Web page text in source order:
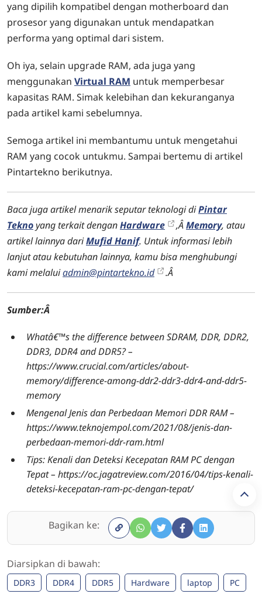
yang dipilih kompatibel dengan motherboard dan
prosesor yang digunakan untuk mendapatkan
performa yang optimal dari sistem.
Oh iya, selain upgrade RAM, ada juga yang
menggunakan Virtual RAM untuk memperbesar
kapasitas RAM. Simak kelebihan dan kekuranganya
pada artikel kami sebelumnya.
Semoga artikel ini membantumu untuk mengetahui
RAM yang cocok untukmu. Sampai bertemu di artikel
Pintartekno berikutnya.
Baca juga artikel menarik seputar teknologi diPintar
Teknoyang terkait denganHardware ,ÂMemory, atau
artikel lainnya dariMufid Hanif. Untuk informasi lebih
lanjut atau kebutuhan lainnya, kamu bisa menghubungi
kami melaluiadmin@pintartekno.id .Â
Sumber:Â
Whatâ€™s the difference between SDRAM, DDR, DDR2,
DDR3, DDR4 and DDR5? –
https://www.crucial.com/articles/about-
memory/difference-among-ddr2-ddr3-ddr4-and-ddr5-
memory
Mengenal Jenis dan Perbedaan Memori DDR RAM –
https://www.teknojempol.com/2021/08/jenis-dan-
perbedaan-memori-ddr-ram.html
Tips: Kenali dan Deteksi Kecepatan RAM PC dengan
Tepat – https://oc.jagatreview.com/2016/04/tips-kenali-
deteksi-kecepatan-ram-pc-dengan-tepat/
Bagikan ke:
Diarsipkan di bawah:
DDR3 DDR4 DDR5 Hardware laptop PC